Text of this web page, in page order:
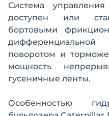
Система
доступен или
бортовыми
дифференциальной
поворотом и
мощность
гусеничные ленты.
Особенностью